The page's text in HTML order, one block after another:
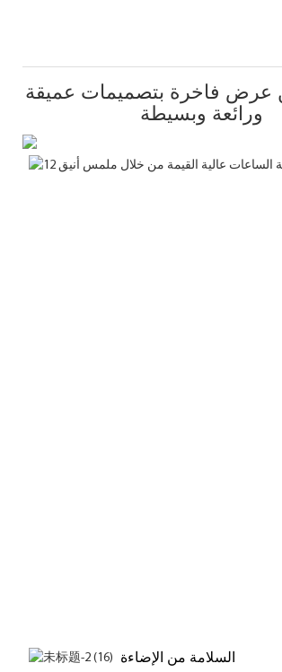
عرض فاخرة بتصميمات عميقة
ورائعة وبسيطة
السلامة من الإضاءة